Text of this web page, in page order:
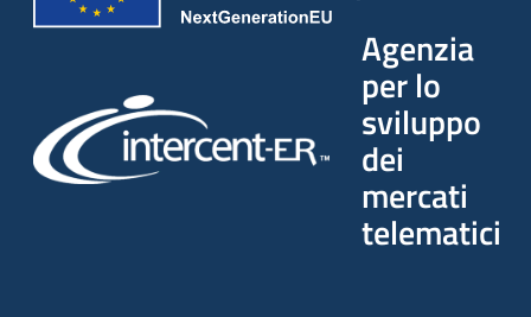
Agenzia
per lo
sviluppo
dei
mercati
telematici